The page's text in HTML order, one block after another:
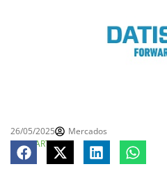
26/05/2025
Mercados
COMPARTE